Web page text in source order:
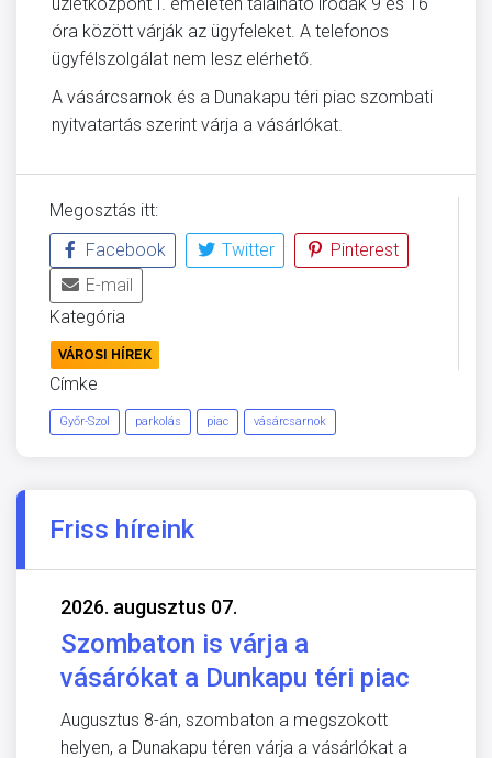
óra között várják az ügyfeleket. A telefonos
ügyfélszolgálat nem lesz elérhető.
A vásárcsarnok és a Dunakapu téri piac szombati
nyitvatartás szerint várja a vásárlókat.
Megosztás itt:
Facebook
Twitter
Pinterest
E-mail
Kategória
VÁROSI HÍREK
Címke
Győr-Szol parkolás piac vásárcsarnok
Friss híreink
2026. augusztus 07.
Szombaton is várja a
vásárókat a Dunkapu téri piac
Augusztus 8-án, szombaton a megszokott
helyen, a Dunakapu téren várja a vásárlókat a